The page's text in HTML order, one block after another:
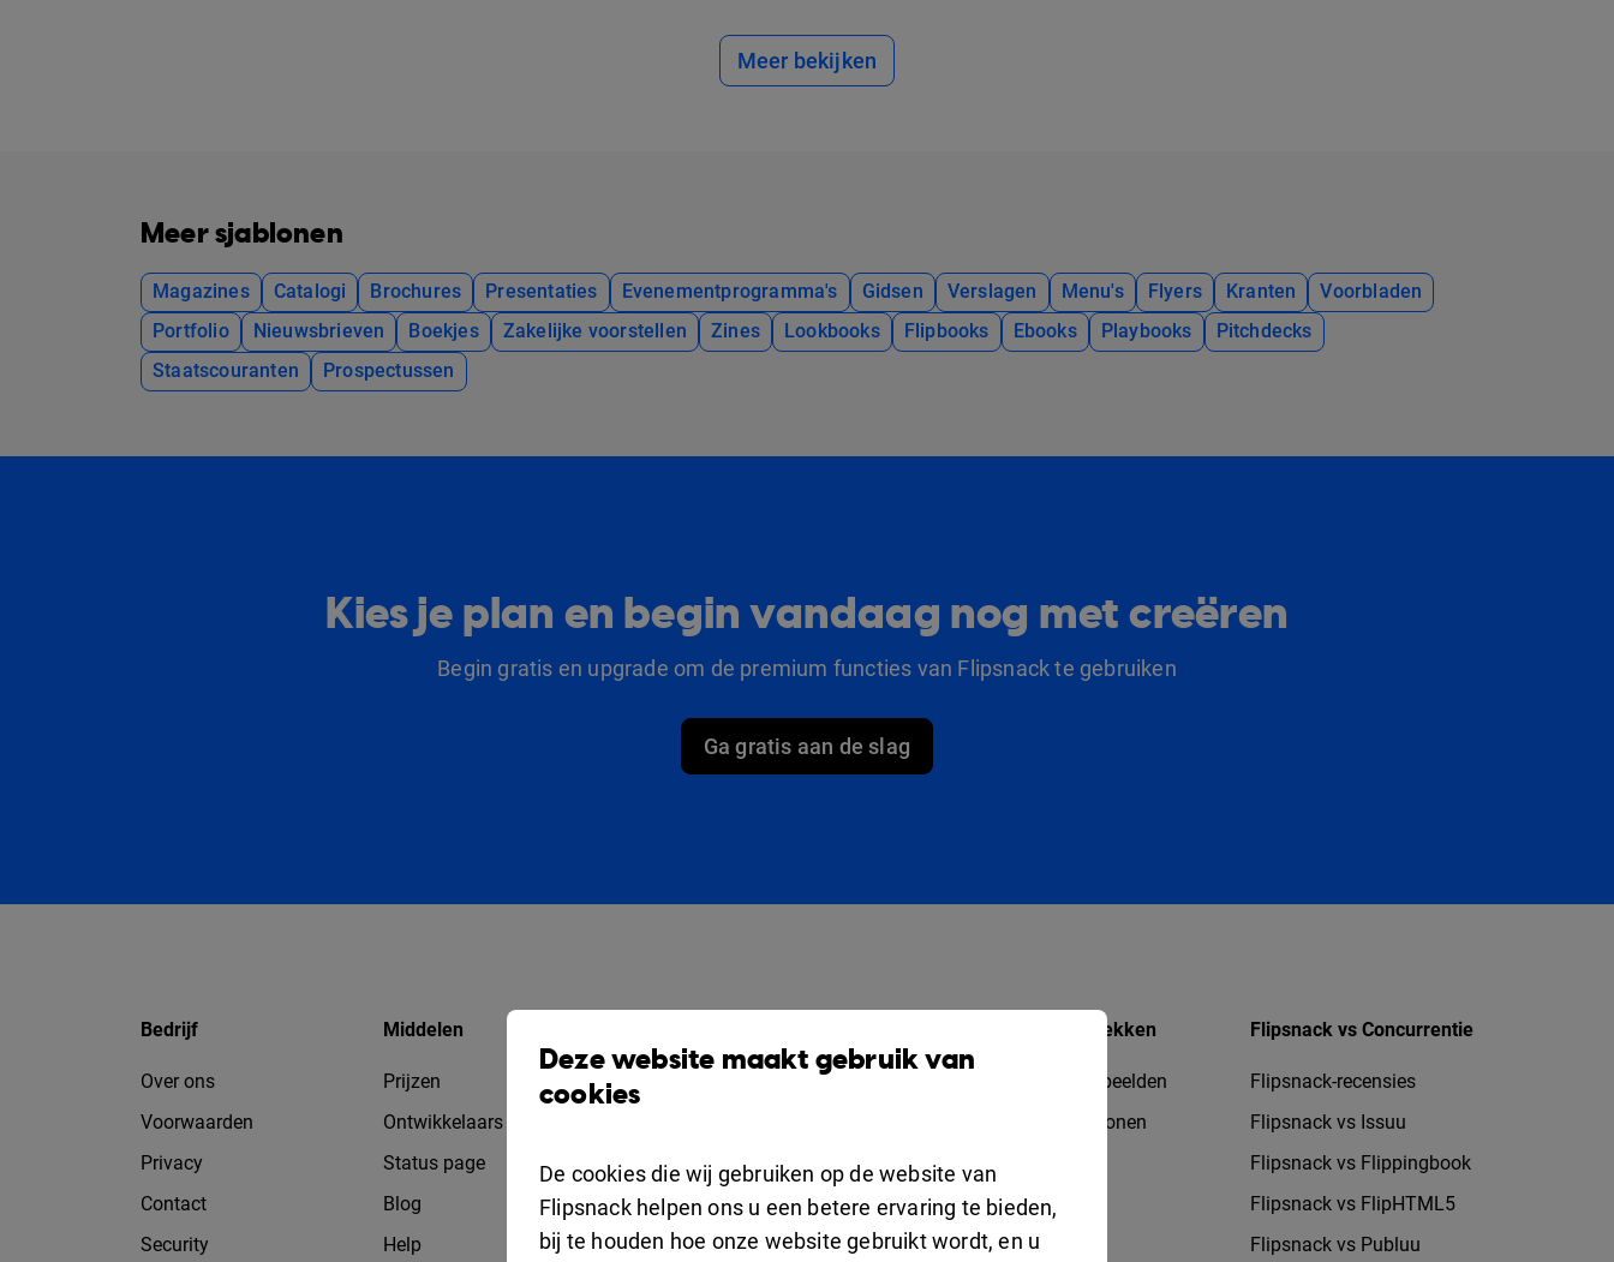
Meer bekijken
Meer sjablonen
Magazines Catalogi Brochures Presentaties Evenementprogramma's Gidsen Verslagen Menu's Flyers Kranten
Voorbladen
Portfolio
Nieuwsbrieven Boekjes Zakelijke voorstellen Zines Lookbooks Flipbooks Ebooks Playbooks
Pitchdecks
Staatscouranten
Prospectussen
Kies je plan en begin vandaag nog met creëren
Begin gratis en upgrade om de premium functies van Flipsnack te gebruiken
Ga gratis aan de slag
Bedrijf
Over ons
Voorwaarden
Privacy
Contact
Security
Middelen
Prijzen
Ontwikkelaars
Status page
Blog
Help
Apps
iOS
Samenwerking
For education
Gebruik
Ontdekken
Voorbeelden
Sjablonen
Flipsnack vs Concurrentie
Flipsnack-recensies
Flipsnack vs Issuu
Flipsnack vs Flippingbook
Flipsnack vs FlipHTML5
Flipsnack vs Publuu
Deze website maakt gebruik van
cookies
De cookies die wij gebruiken op de website van
Flipsnack helpen ons u een betere ervaring te bieden,
bij te houden hoe onze website gebruikt wordt, en u